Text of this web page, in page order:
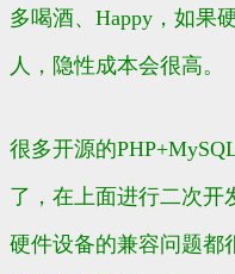
多喝酒、Happy，如果
人，隐性成本会很高。
很多开源的
了，在上面进行二次开
硬件设备的兼容问题都